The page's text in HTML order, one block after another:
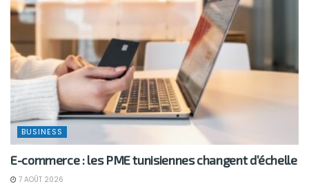
BUSINESS
E-commerce : les PME tunisiennes changent d’échelle
7 AOÛT 2026